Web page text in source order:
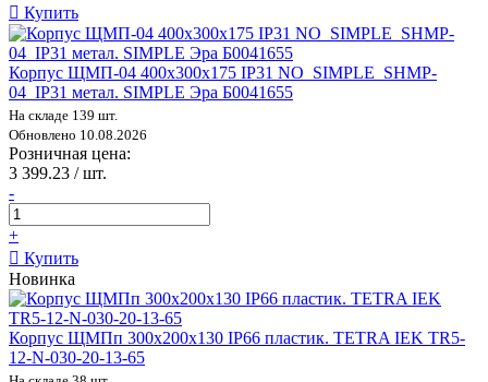
Купить
Корпус ЩМП-04 400х300х175 IP31 NO_SIMPLE_SHMP-
04_IP31 метал. SIMPLE Эра Б0041655
На складе 139 шт.
Обновлено 10.08.2026
Розничная цена:
3 399.23 / шт.
-
+
Купить
Новинка
Корпус ЩМПп 300х200х130 IP66 пластик. TETRA IEK TR5-
12-N-030-20-13-65